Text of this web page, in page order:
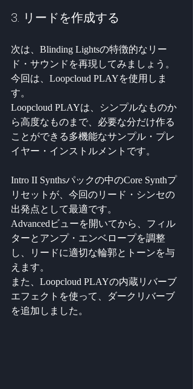
3. リードを作成する
次は、Blinding Lightsの特徴的なリー
ド・サウンドを再現してみましょう。
今回は、Loopcloud PLAYを使用しま
す。
Loopcloud PLAYは、シンプルなものか
ら高度なものまで、必要な分だけ作る
ことができる多機能なサンプル・プレ
イヤー・インストルメントです。
Intro II Synthsパックの中のCore Synthプ
リセットが、今回のリード・シンセの
出発点として最適です。
Advancedビューを開いてから、フィル
ターとアンプ・エンベロープを調整
し、リードに適切な輪郭とトーンを与
えます。
また、Loopcloud PLAYの内蔵リバーブ
エフェクトを使って、ダークリバーブ
を追加しました。